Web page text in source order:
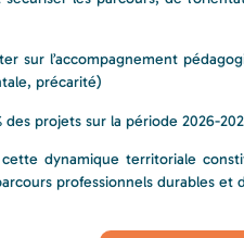
sur l’accompagnement
précarité)
des projets sur la période 2026-
cette dynamique territoriale
professionnels durables et